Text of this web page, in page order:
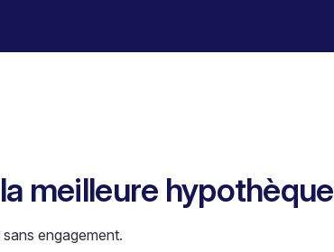
meilleure hypothèque
engagement.